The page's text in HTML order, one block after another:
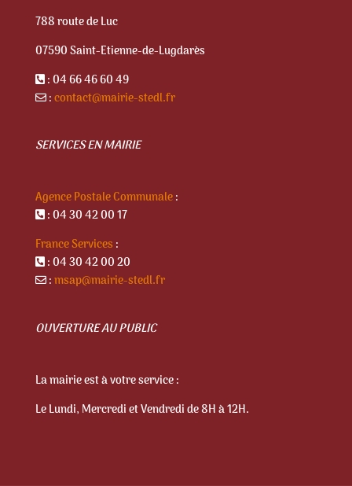
788 route de Luc
07590 Saint-Etienne-de-Lugdarès
: 04 66 46 60 49
:contact@mairie-stedl.fr
SERVICES EN MAIRIE
Agence Postale Communale:
: 04 30 42 00 17
France Services :
: 04 30 42 00 20
:msap@mairie-stedl.fr
OUVERTURE AU PUBLIC
La mairie est à votre service :
Le Lundi, Mercredi et Vendredi de 8H à 12H.